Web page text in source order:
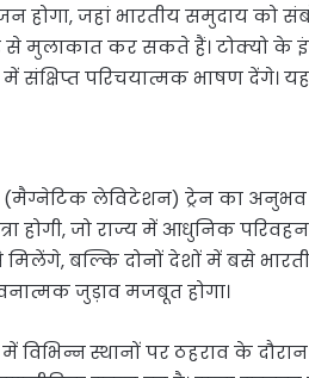
जहां भारतीय समुदाय को
से मुलाकात कर सकते हैं। टोक्यो के
में संक्षिप्त परिचयात्मक भाषण
लेविटेशन) ट्रेन का अनुभव
होगी, जो राज्य में आधुनिक परिवहन
बल्कि दोनों देशों में बसे
जुड़ाव मजबूत होगा।
स्थानों पर ठहराव के दौरान